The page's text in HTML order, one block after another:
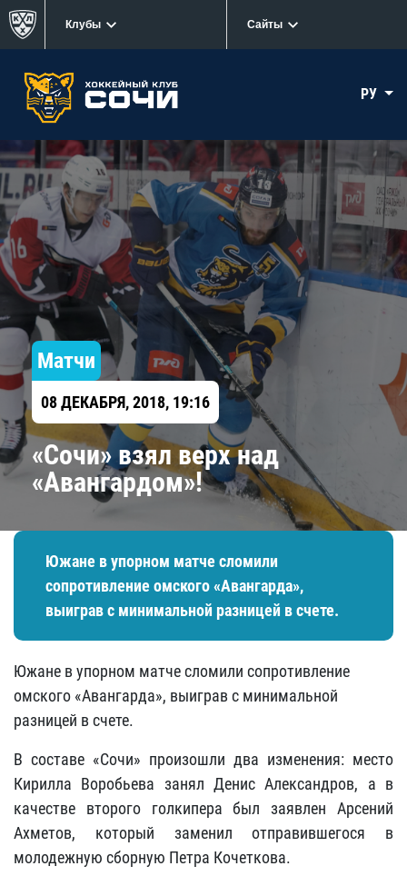
Клубы Сайты
РУ
Матчи
08 ДЕКАБРЯ, 2018, 19:16
«Сочи» взял верх над
«Авангардом»!
Южане в упорном матче сломили
сопротивление омского «Авангарда»,
выиграв с минимальной разницей в счете.
Южане в упорном матче сломили сопротивление
омского «Авангарда», выиграв с минимальной
разницей в счете.
В составе «Сочи» произошли два изменения: место
Кирилла Воробьева занял Денис Александров, а в
качестве второго голкипера был заявлен Арсений
Ахметов, который заменил отправившегося в
молодежную сборную Петра Кочеткова.